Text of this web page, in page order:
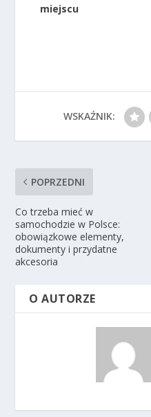
miejscu
WSKAŹNIK:
POPRZEDNI
Co trzeba mieć w
samochodzie w Polsce:
obowiązkowe elementy,
dokumenty i przydatne
akcesoria
O AUTORZE